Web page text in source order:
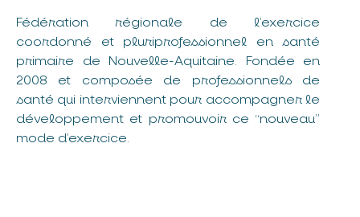
Fédération régionale de l’exercice
coordonné et pluriprofessionnel en santé
primaire de Nouvelle-Aquitaine. Fondée en
2008 et composée de professionnels de
santé qui interviennent pour accompagner le
développement et promouvoir ce “nouveau”
mode d’exercice.